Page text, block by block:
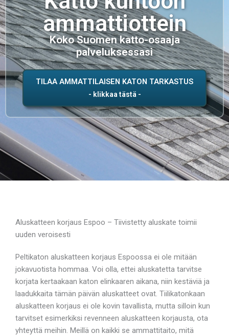
ammattiottein
Koko Suomen katto-osaaja
palveluksessasi
TILAA AMMATTILAISEN KATON TARKASTUS
Aluskatteen korjaus Espoo – Tiivistetty aluskate toimii
uuden veroisesti
Peltikaton aluskatteen korjaus Espoossa ei ole mitään
jokavuotista hommaa. Voi olla, ettei aluskatetta tarvitse
korjata kertaakaan katon elinkaaren aikana, niin kestäviä ja
laadukkaita tämän päivän aluskatteet ovat. Tiilikatonkaan
aluskatteen korjaus ei ole kovin tavallista, mutta silloin kun
tarvitset esimerkiksi revenneen aluskatteen korjausta, ota
yhteyttä meihin. Meillä on kaikki se ammattitaito, mitä